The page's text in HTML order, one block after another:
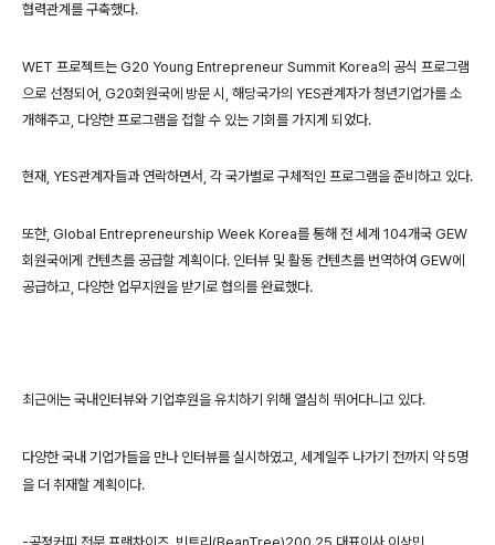
협력관계를 구축했다.
WET 프로젝트는 G20 Young Entrepreneur Summit Korea의 공식 프로그램
으로 선정되어, G20회원국에 방문 시, 해당국가의 YES관계자가 청년기업가를 소
개해주고, 다양한 프로그램을 접할 수 있는 기회를 가지게 되었다.
현재, YES관계자들과 연락하면서, 각 국가별로 구체적인 프로그램을 준비하고 있다.
또한, Global Entrepreneurship Week Korea를 통해 전 세계 104개국 GEW
회원국에게 컨텐츠를 공급할 계획이다. 인터뷰 및 활동 컨텐츠를 번역하여 GEW에
공급하고, 다양한 업무지원을 받기로 협의를 완료했다.
최근에는 국내인터뷰와 기업후원을 유치하기 위해 열심히 뛰어다니고 있다.
다양한 국내 기업가들을 만나 인터뷰를 실시하였고, 세계일주 나가기 전까지 약 5명
을 더 취재할 계획이다.